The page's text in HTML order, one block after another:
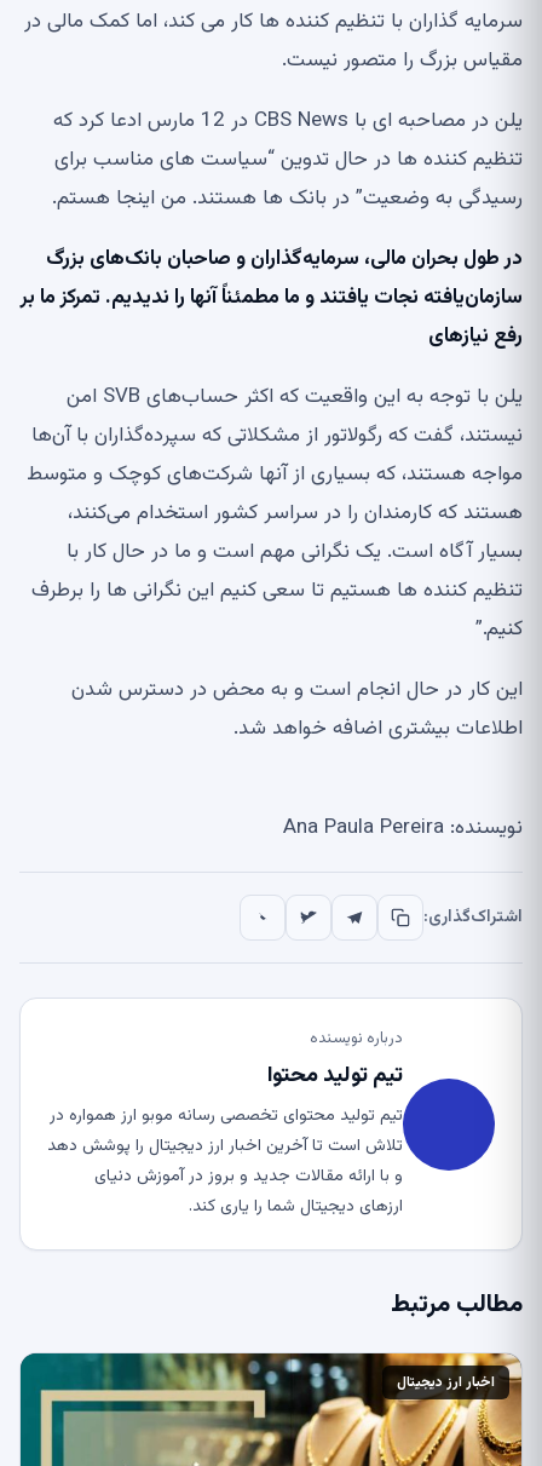
سرمایه گذاران با تنظیم کننده ها کار می کند، اما کمک مالی در
مقیاس بزرگ را متصور نیست.
یلن در مصاحبه ای با CBS News در 12 مارس ادعا کرد که
تنظیم کننده ها در حال تدوین “سیاست های مناسب برای
رسیدگی به وضعیت” در بانک ها هستند. من اینجا هستم.
در طول بحران مالی، سرمایه‌گذاران و صاحبان بانک‌های بزرگ
سازمان‌یافته نجات یافتند و ما مطمئناً آنها را ندیدیم. تمرکز ما بر
رفع نیازهای
یلن با توجه به این واقعیت که اکثر حساب‌های SVB امن
نیستند، گفت که رگولاتور از مشکلاتی که سپرده‌گذاران با آن‌ها
مواجه هستند، که بسیاری از آنها شرکت‌های کوچک و متوسط ​​
هستند که کارمندان را در سراسر کشور استخدام می‌کنند،
بسیار آگاه است. یک نگرانی مهم است و ما در حال کار با
تنظیم کننده ها هستیم تا سعی کنیم این نگرانی ها را برطرف
کنیم.”
این کار در حال انجام است و به محض در دسترس شدن
اطلاعات بیشتری اضافه خواهد شد.
نویسنده: Ana Paula Pereira
اشتراک‌گذاری:
درباره نویسنده
تیم تولید محتوا
تیم تولید محتوای تخصصی رسانه موبو ارز همواره در
تلاش است تا آخرین اخبار ارز دیجیتال را پوشش دهد
و با ارائه مقالات جدید و بروز در آموزش دنیای
ارزهای دیجیتال شما را یاری کند.
مطالب مرتبط
اخبار ارز دیجیتال